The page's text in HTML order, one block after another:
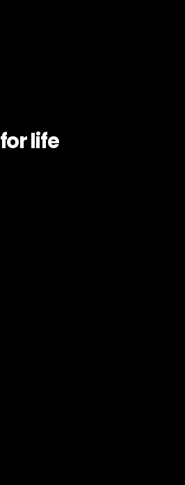
for life